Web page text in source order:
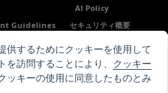
AI Policy
Guidelines セキュリティ概要
供するためにクッキーを使用して
訪問することにより、 クッキー
ッキーの使用に同意したものとみ